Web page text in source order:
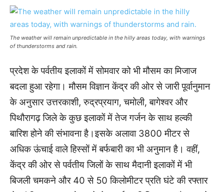
The weather will remain unpredictable in the hilly areas today, with warnings
of thunderstorms and rain.
प्रदेश के पर्वतीय इलाकों में सोमवार को भी मौसम का मिजाज
बदला हुआ रहेगा। मौसम विज्ञान केंद्र की ओर से जारी पूर्वानुमान
के अनुसार उत्तरकाशी, रुद्रप्रयाग, चमोली, बागेश्वर और
पिथौरागढ़ जिले के कुछ इलाकों में तेज गर्जन के साथ हल्की
बारिश होने की संभावना है।इसके अलावा 3800 मीटर से
अधिक ऊंचाई वाले हिस्सों में बर्फबारी का भी अनुमान है। वहीं,
केंद्र की ओर से पर्वतीय जिलों के साथ मैदानी इलाकों में भी
बिजली चमकने और 40 से 50 किलोमीटर प्रति घंटे की रफ्तार